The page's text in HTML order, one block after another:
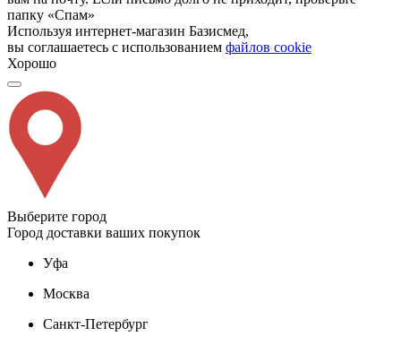
папку «Спам»
Используя интернет-магазин Базисмед,
вы соглашаетесь с использованием файлов cookie
Хорошо
Выберите город
Город доставки ваших покупок
Уфа
Москва
Санкт-Петербург